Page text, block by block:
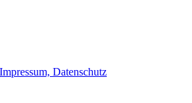
Impressum, Datenschutz